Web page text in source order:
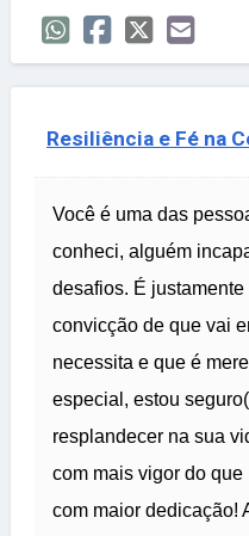
Resiliência e Fé na
Você é uma das
conheci, alguém
desafios. É
convicção de que vai
necessita e que é
especial, estou
resplandecer na sua
com mais vigor do
com maior dedicação!